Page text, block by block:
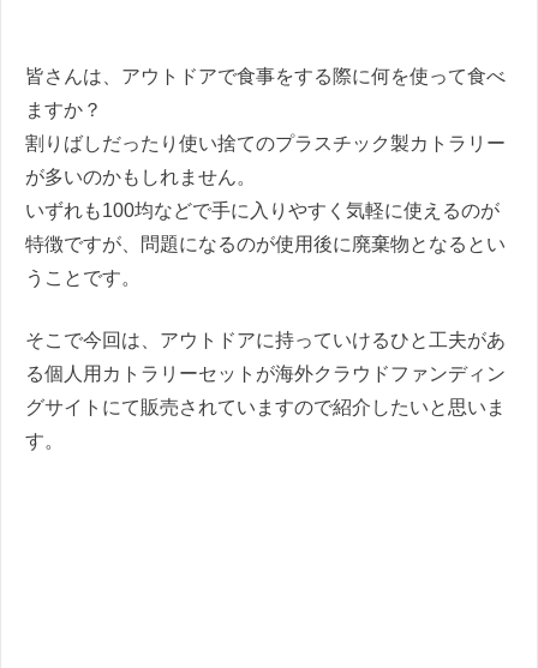
皆さんは、アウトドアで食事をする際に何を使って食べ
ますか？
割りばしだったり使い捨てのプラスチック製カトラリー
が多いのかもしれません。
いずれも100均などで手に入りやすく気軽に使えるのが
特徴ですが、問題になるのが使用後に廃棄物となるとい
うことです。
そこで今回は、アウトドアに持っていけるひと工夫があ
る個人用カトラリーセットが海外クラウドファンディン
グサイトにて販売されていますので紹介したいと思いま
す。